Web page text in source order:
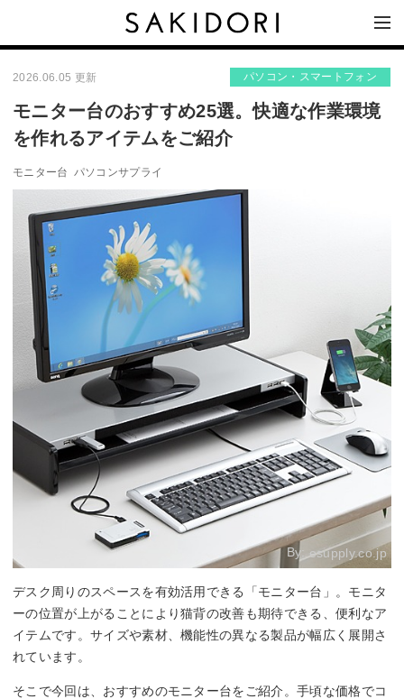
2026.06.05 更新 パソコン・スマートフォン
モニター台のおすすめ25選。快適な作業環境
を作れるアイテムをご紹介
モニター台 パソコンサプライ
By: esupply.co.jp
デスク周りのスペースを有効活用できる「モニター台」。モニタ
ーの位置が上がることにより猫背の改善も期待できる、便利なア
イテムです。サイズや素材、機能性の異なる製品が幅広く展開さ
れています。
そこで今回は、おすすめのモニター台をご紹介。手頃な価格でコ